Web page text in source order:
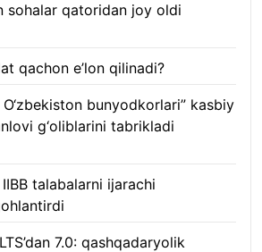
sohalar qatoridan joy oldi
qachon e’lon qilinadi?
bunyodkorlari” kasbiy
g‘oliblarini tabrikladi
talabalarni ijarachi
7.0: qashqadaryolik